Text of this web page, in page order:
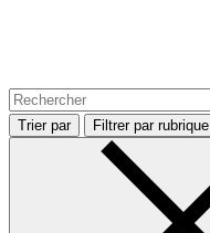
Trier par Filtrer par rubrique